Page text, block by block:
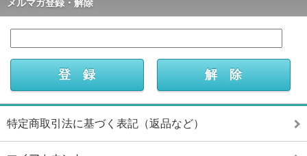
メルマガ登録・解除
特定商取引法に基づく表記（返品など）